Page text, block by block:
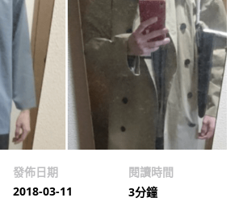
發佈日期
2018-03-11
閱讀時間
3分鐘